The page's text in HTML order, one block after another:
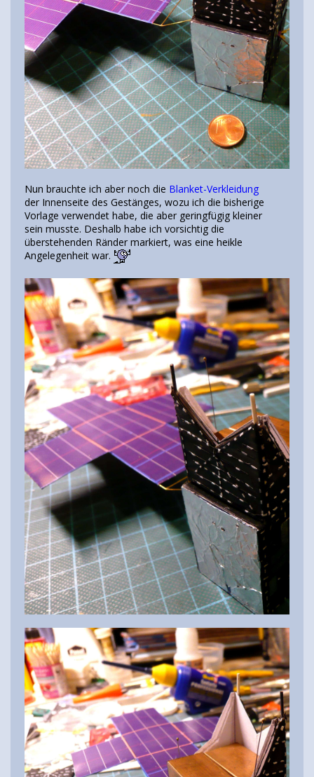
Nun brauchte ich aber noch die Blanket-Verkleidung
der Innenseite des Gestänges, wozu ich die bisherige
Vorlage verwendet habe, die aber geringfügig kleiner
sein musste. Deshalb habe ich vorsichtig die
überstehenden Ränder markiert, was eine heikle
Angelegenheit war.